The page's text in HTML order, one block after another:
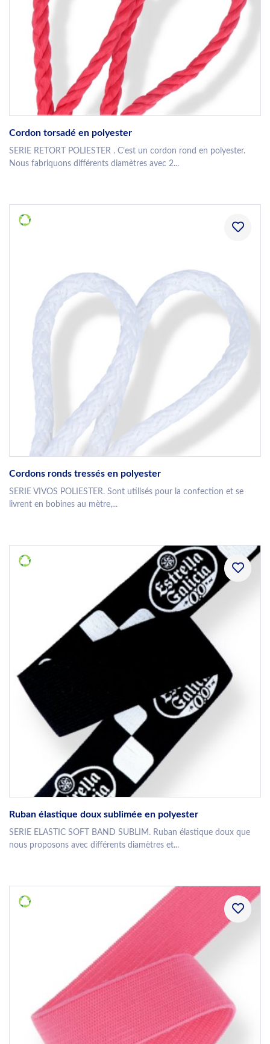
Cordon torsadé en polyester
SERIE RETORT POLIESTER . C’est un cordon rond en polyester.
Nous fabriquons différents diamètres avec 2...
Cordons ronds tressés en polyester
SERIE VIVOS POLIESTER. Sont utilisés pour la confection et se
livrent en bobines au mètre,...
Ruban élastique doux sublimée en polyester
SERIE ELASTIC SOFT BAND SUBLIM. Ruban élastique doux que
nous proposons avec différents diamètres et...